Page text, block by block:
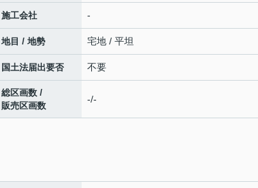
施工会社 -
地目 / 地勢 宅地 / 平坦
国土法届出要否 不要
総区画数 /
販売区画数
-/-